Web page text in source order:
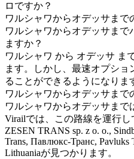
ロですか？
ワルシャワからオデッサまで
ワルシャワからオデッサまで
ますか？
ワルシャワ から オデッサ ま
ます。しかし、最速オプショ
ることができるようになりま
ワルシャワからオデッサまで
ワルシャワからオデッサまで
Virailでは、この路線を運行し
ZESEN TRANS sp. z o. o.,
Trans, Павлюкс-Транс, Pavluks
Lithuaniaが見つかります。